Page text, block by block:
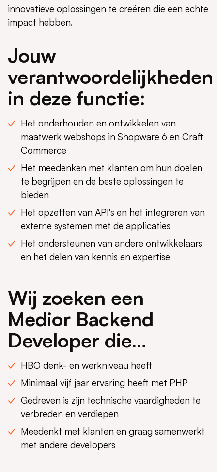
innovatieve oplossingen te creëren die een echte
impact hebben.
Jouw
verantwoordelijkheden
in deze functie:
Het onderhouden en ontwikkelen van
maatwerk webshops in Shopware 6 en Craft
Commerce
Het meedenken met klanten om hun doelen
te begrijpen en de beste oplossingen te
bieden
Het opzetten van API's en het integreren van
externe systemen met de applicaties
Het ondersteunen van andere ontwikkelaars
en het delen van kennis en expertise
Wij zoeken een
Medior Backend
Developer die…
HBO denk- en werkniveau heeft
Minimaal vijf jaar ervaring heeft met PHP
Gedreven is zijn technische vaardigheden te
verbreden en verdiepen
Meedenkt met klanten en graag samenwerkt
met andere developers